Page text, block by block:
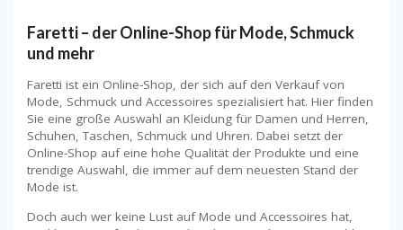
Faretti – der Online-Shop für Mode, Schmuck
und mehr
Faretti ist ein Online-Shop, der sich auf den Verkauf von
Mode, Schmuck und Accessoires spezialisiert hat. Hier finden
Sie eine große Auswahl an Kleidung für Damen und Herren,
Schuhen, Taschen, Schmuck und Uhren. Dabei setzt der
Online-Shop auf eine hohe Qualität der Produkte und eine
trendige Auswahl, die immer auf dem neuesten Stand der
Mode ist.
Doch auch wer keine Lust auf Mode und Accessoires hat,